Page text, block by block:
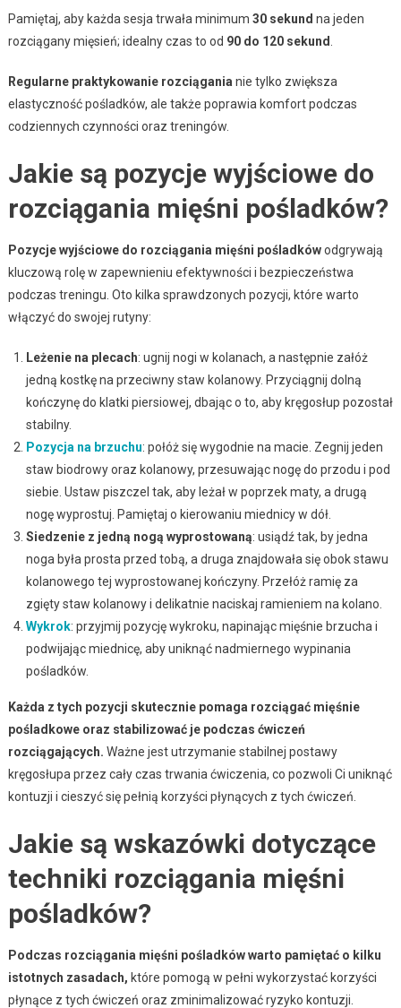
Pamiętaj, aby każda sesja trwała minimum 30 sekund na jeden
rozciągany mięsień; idealny czas to od 90 do 120 sekund
Regularne praktykowanie rozciągania nie tylko zwiększa
elastyczność pośladków, ale także poprawia komfort podczas
codziennych czynności oraz treningów.
Jakie są pozycje wyjściowe do
rozciągania mięśni pośladków?
Pozycje wyjściowe do rozciągania mięśni pośladkówodgrywają
kluczową rolę w zapewnieniu efektywności i bezpieczeństwa
podczas treningu. Oto kilka sprawdzonych pozycji, które warto
włączyć do swojej rutyny:
Leżenie na plecach: ugnij nogi w kolanach, a następnie załóż
jedną kostkę na przeciwny staw kolanowy. Przyciągnij dolną
kończynę do klatki piersiowej, dbając o to, aby kręgosłup pozostał
stabilny.
Pozycja na brzuchu: połóż się wygodnie na macie. Zegnij jeden
staw biodrowy oraz kolanowy, przesuwając nogę do przodu i pod
siebie. Ustaw piszczel tak, aby leżał w poprzek maty, a drugą
nogę wyprostuj. Pamiętaj o kierowaniu miednicy w dół.
Siedzenie z jedną nogą wyprostowaną: usiądź tak, by jedna
noga była prosta przed tobą, a druga znajdowała się obok stawu
kolanowego tej wyprostowanej kończyny. Przełóż ramię za
zgięty staw kolanowy i delikatnie naciskaj ramieniem na kolano.
Wykrok: przyjmij pozycję wykroku, napinając mięśnie brzucha i
podwijając miednicę, aby uniknąć nadmiernego wypinania
pośladków.
Każda z tych pozycji skutecznie pomaga rozciągać mięśnie
pośladkowe oraz stabilizować je podczas ćwiczeń
rozciągających. Ważne jest utrzymanie stabilnej postawy
kręgosłupa przez cały czas trwania ćwiczenia, co pozwoli Ci uniknąć
kontuzji i cieszyć się pełnią korzyści płynących z tych ćwiczeń.
Jakie są wskazówki dotyczące
techniki rozciągania mięśni
pośladków?
Podczas rozciągania mięśni pośladków warto pamiętać o kilku
istotnych zasadach, które pomogą w pełni wykorzystać korzyści
płynące z tych ćwiczeń oraz zminimalizować ryzyko kontuzji.